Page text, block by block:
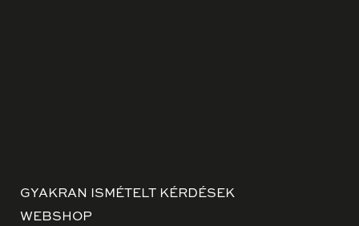
GYAKRAN ISMÉTELT KÉRDÉSEK
WEBSHOP